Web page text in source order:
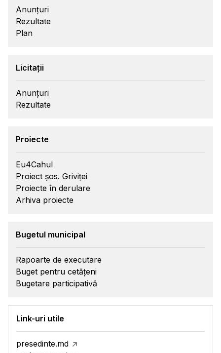
Anunțuri
Rezultate
Plan
Licitații
Anunțuri
Rezultate
Proiecte
Eu4Cahul
Proiect șos. Griviței
Proiecte în derulare
Arhiva proiecte
Bugetul municipal
Rapoarte de executare
Buget pentru cetățeni
Bugetare participativă
Link-uri utile
presedinte.md